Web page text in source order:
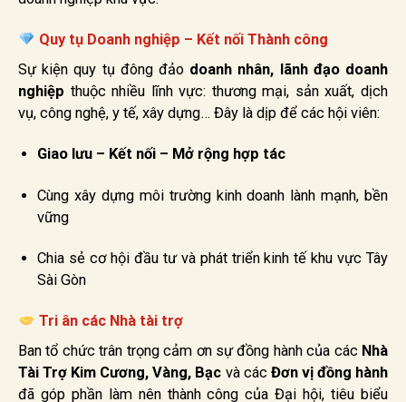
Quy tụ Doanh nghiệp – Kết nối Thành công
Sự kiện quy tụ đông đảo doanh nhân, lãnh đạo doanh
nghiệp thuộc nhiều lĩnh vực: thương mại, sản xuất, dịch
vụ, công nghệ, y tế, xây dựng… Đây là dịp để các hội viên:
Giao lưu – Kết nối – Mở rộng hợp tác
Cùng xây dựng môi trường kinh doanh lành mạnh, bền
vững
Chia sẻ cơ hội đầu tư và phát triển kinh tế khu vực Tây
Sài Gòn
Tri ân các Nhà tài trợ
Ban tổ chức trân trọng cảm ơn sự đồng hành của các Nhà
Tài Trợ Kim Cương, Vàng, Bạc và các Đơn vị đồng hành
đã góp phần làm nên thành công của Đại hội, tiêu biểu